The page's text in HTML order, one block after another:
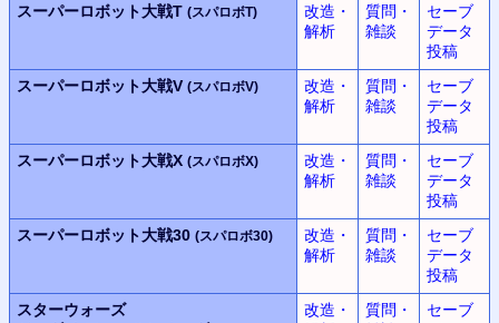
スーパーロボット大戦T (スパロボT)
改造・
解析
質問・
雑談
セーブ
データ
投稿
スーパーロボット大戦V (スパロボV)
改造・
解析
質問・
雑談
セーブ
データ
投稿
スーパーロボット大戦X (スパロボX)
改造・
解析
質問・
雑談
セーブ
データ
投稿
スーパーロボット大戦30 (スパロボ30)
改造・
解析
質問・
雑談
セーブ
データ
投稿
スターウォーズ
改造・
質問・
セーブ